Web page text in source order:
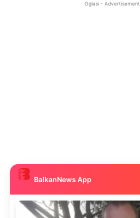
Oglasi - Advertisement
BalkanNews App